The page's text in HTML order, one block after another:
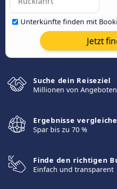
Unterkünfte finden mit
Jetzt
Suche dein Reiseziel
Millionen von
Ergebnisse
Spar bis zu 70 %
Finde den richtigen
Einfach und transparent